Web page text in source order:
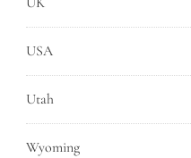
USA
Utah
Wyoming